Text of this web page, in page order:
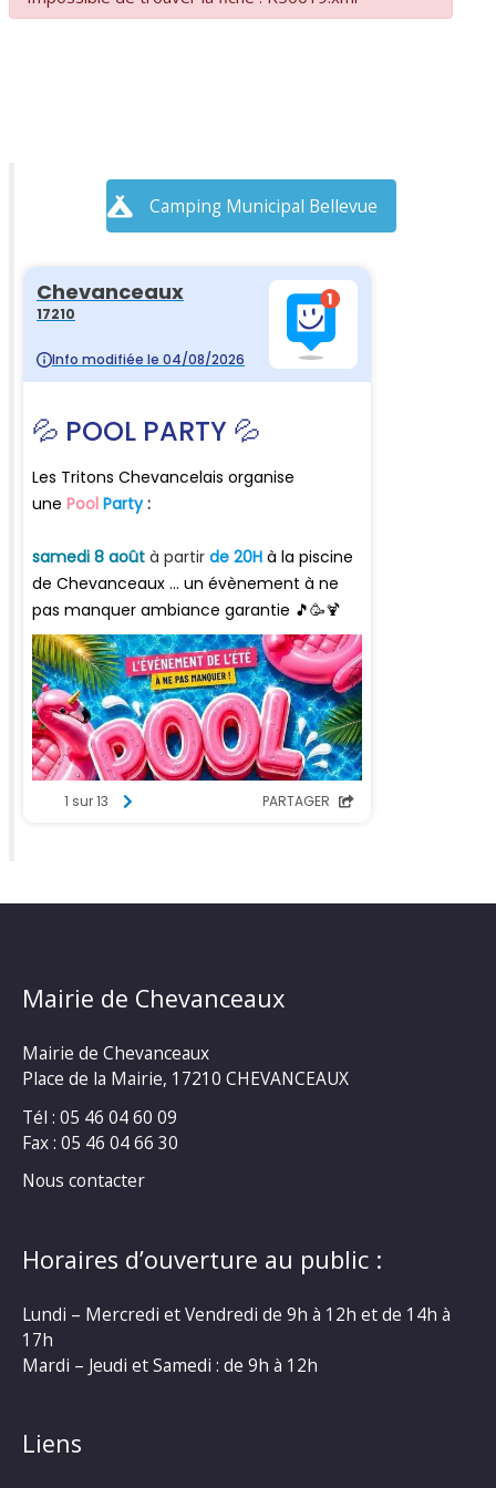
Camping Municipal Bellevue
Mairie de Chevanceaux
Mairie de Chevanceaux
Place de la Mairie, 17210 CHEVANCEAUX
Tél : 05 46 04 60 09
Fax : 05 46 04 66 30
Nous contacter
Horaires d’ouverture au public :
Lundi – Mercredi et Vendredi de 9h à 12h et de 14h à
17h
Mardi – Jeudi et Samedi : de 9h à 12h
Liens